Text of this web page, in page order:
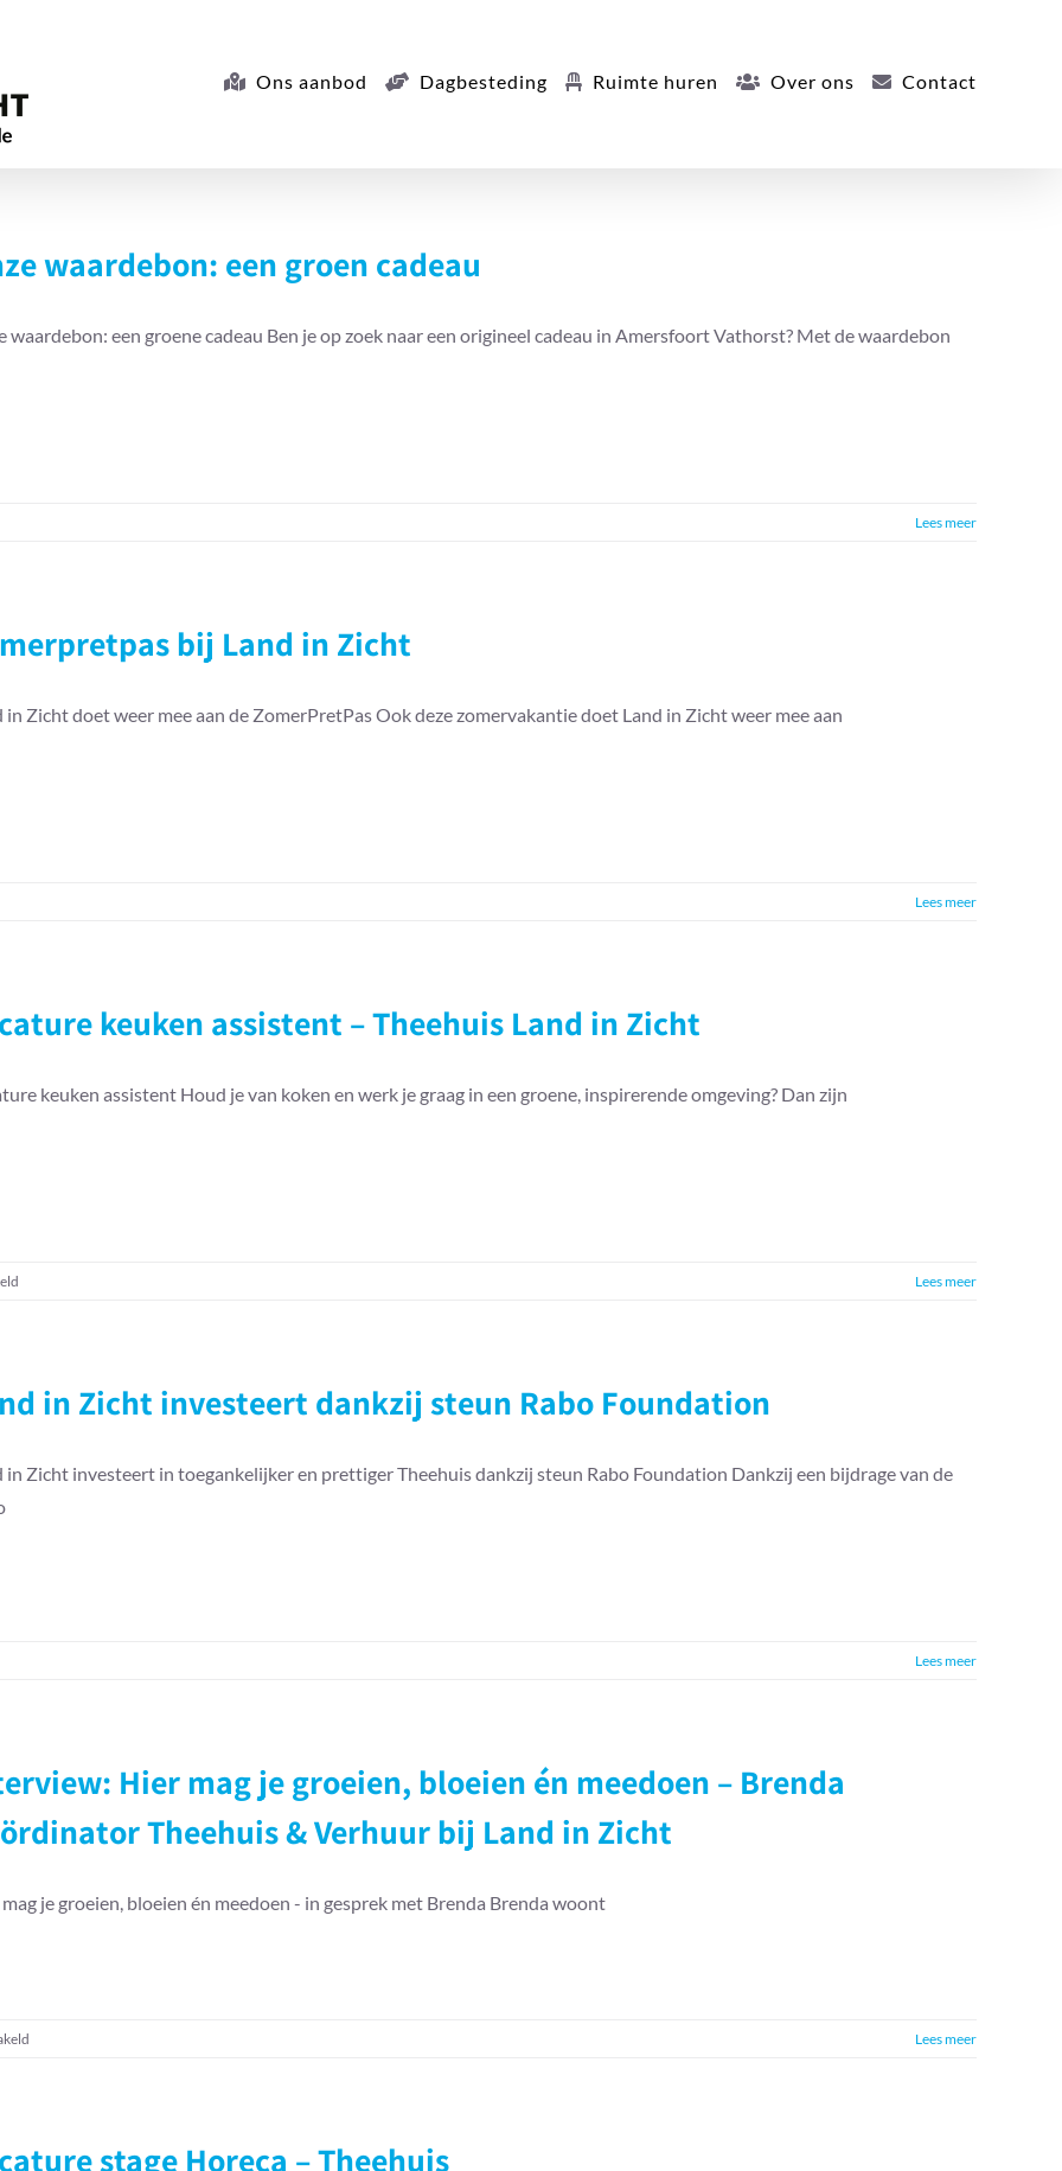
Ons aanbod Dagbesteding Ruimte huren Over ons Contact
waardebon: een groen cadeau
waardebon: een groene cadeau Ben je op zoek naar een origineel cadeau in Amersfoort Vathorst? Met de waardebon
Lees meer
bij Land in Zicht
in Zicht doet weer mee aan de ZomerPretPas Ook deze zomervakantie doet Land in Zicht weer mee aan
Lees meer
keuken assistent – Theehuis Land in Zicht
keuken assistent Houd je van koken en werk je graag in een groene, inspirerende omgeving? Dan zijn
Theehuis
Zicht
Lees meer
in Zicht investeert dankzij steun Rabo Foundation
in Zicht investeert in toegankelijker en prettiger Theehuis dankzij steun Rabo Foundation Dankzij een bijdrage van de
Lees meer
Hier mag je groeien, bloeien én meedoen – Brenda
Theehuis & Verhuur bij Land in Zicht
je groeien, bloeien én meedoen - in gesprek met Brenda Brenda woont
groeien,
Lees meer
stage Horeca – Theehuis